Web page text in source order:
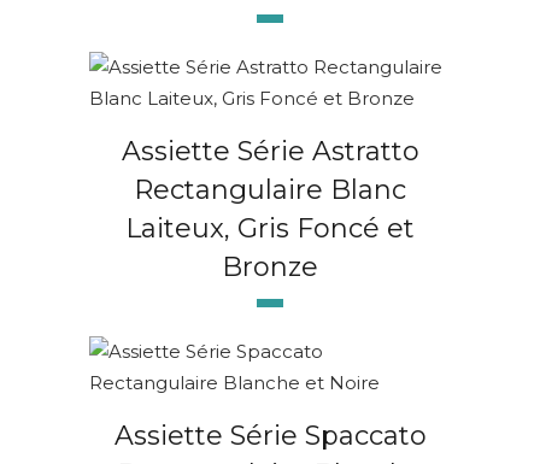
Assiette Série Astratto
Rectangulaire Blanc
Laiteux, Gris Foncé et
Bronze
Assiette Série Spaccato